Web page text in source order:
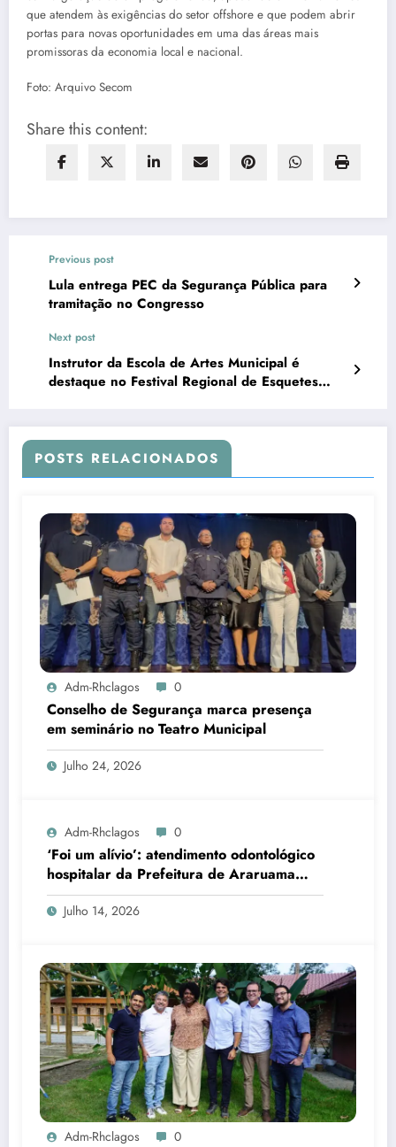
que atendem às exigências do setor offshore e que podem abrir
portas para novas oportunidades em uma das áreas mais
promissoras da economia local e nacional.
Foto: Arquivo Secom
Share this content:
Previous post
Lula entrega PEC da Segurança Pública para
tramitação no Congresso
Next post
Instrutor da Escola de Artes Municipal é
destaque no Festival Regional de Esquetes
POSTS RELACIONADOS
Adm-Rhclagos 0
Conselho de Segurança marca presença
em seminário no Teatro Municipal
Julho 24, 2026
Adm-Rhclagos 0
‘Foi um alívio’: atendimento odontológico
hospitalar da Prefeitura de Araruama
transforma rotina de famílias atípicas
Julho 14, 2026
Adm-Rhclagos 0